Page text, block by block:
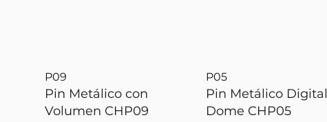
P09
Pin Metálico con
Volumen CHP09
P05
Pin Metálico Digital
Dome CHP05